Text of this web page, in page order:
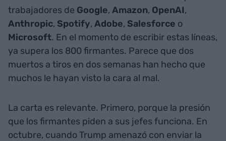
trabajadores de Google, Amazon, OpenAI,
Anthropic, Spotify, Adobe, Salesforce o
Microsoft. En el momento de escribir estas líneas,
ya supera los 800 firmantes. Parece que dos
muertos a tiros en dos semanas han hecho que
muchos le hayan visto la cara al mal.
La carta es relevante. Primero, porque la presión
que los firmantes piden a sus jefes funciona. En
octubre, cuando Trump amenazó con enviar la